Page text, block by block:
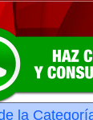
la